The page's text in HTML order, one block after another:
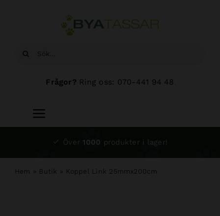
Sök
Frågor? Ring oss: 070-441 94 48
Toggle
Navigation
Över 1000 produkter i lager!
Hem » Butik » Koppel Link 25mmx200cm